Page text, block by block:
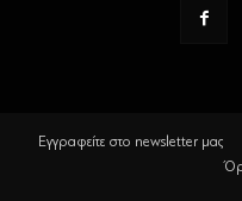
Εγγραφείτε στο newsletter μας